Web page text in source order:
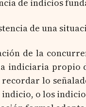
de indicios
de una
de la
indiciaria propio
lo
indicio, o los